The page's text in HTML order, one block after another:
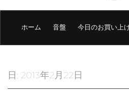
プ
ホーム 音盤 今日のお買い上
日: 2013年2月22日